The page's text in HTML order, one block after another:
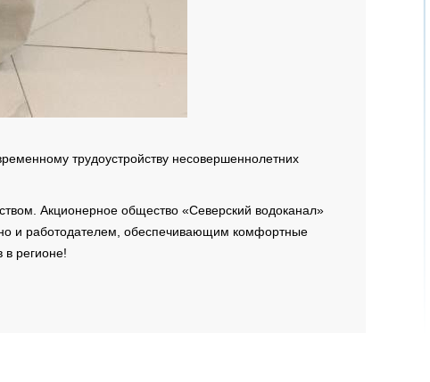
трудоустройству несовершеннолетних
Акционерное общество «Северский водоканал»
и работодателем, обеспечивающим комфортные
в регионе!